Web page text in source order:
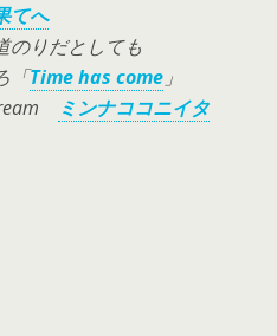
てへ
りだとしても
「Time has come 」
ミンナココニイタ